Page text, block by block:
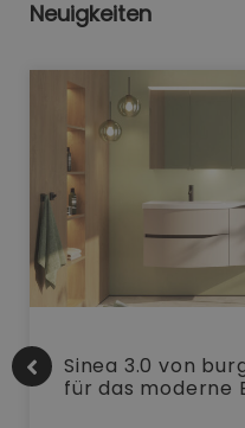
Neuigkeiten
Sinea 3.0 von
für das moderne